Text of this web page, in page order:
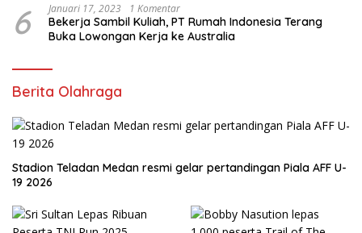
6 Januari 17, 2023 1 Komentar
Bekerja Sambil Kuliah, PT Rumah Indonesia Terang
Buka Lowongan Kerja ke Australia
Berita Olahraga
Stadion Teladan Medan resmi gelar pertandingan Piala AFF U-
19 2026